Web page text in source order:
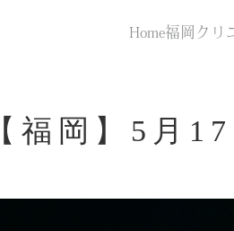
Home福岡クリ
【福岡】5月